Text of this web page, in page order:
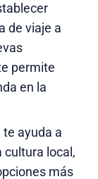
de viaje a
permite
en la
ayuda a
cultura local,
más